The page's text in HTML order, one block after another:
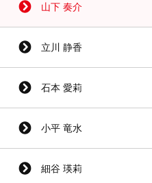
山下 奏介
立川 静香
石本 愛莉
小平 竜水
細谷 瑛莉